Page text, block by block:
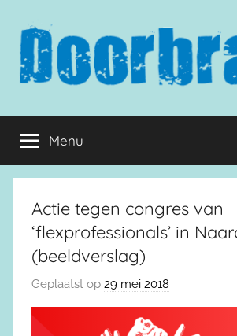
inhoud
springen
Doorbraak.eu
Menu
Actie tegen congres van
‘flexprofessionals’ in
(beeldverslag)
Geplaatst op 29 mei 2018